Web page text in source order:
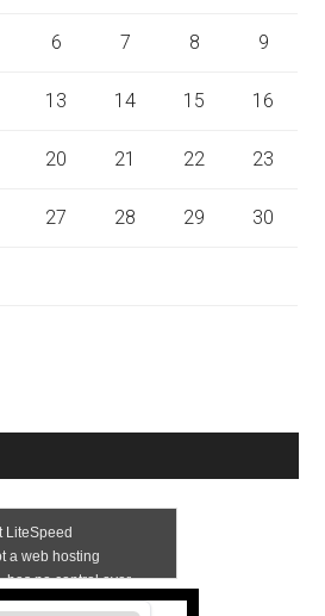
6 7 8 9
13 14 15 16
20 21 22 23
27 28 29 30